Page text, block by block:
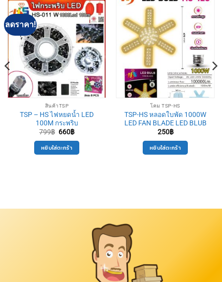
ลดราคา!
สินค้าTSP
TSP – HS ไฟหยดนํ้า LED
100M กระพริบ
799฿ Original
was:
799฿.
660฿Current
is:
660฿.
หยิบใส่ตะกร้า
โคม TSP-HS
TSP-HS หลอดใบพัด 1000W
LED FAN BLADE LED BLUB
250฿
หยิบใส่ตะกร้า